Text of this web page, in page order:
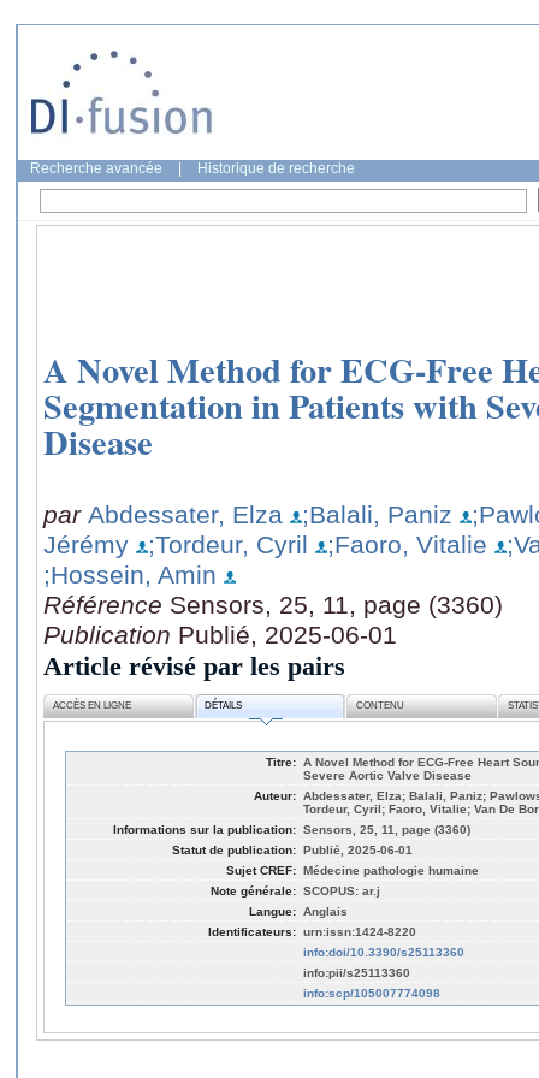
Recherche avancée Historique de recherche
A Novel Method for ECG-Free
Segmentation in Patients with
Disease
par Abdessater, Elza ;Balali, Paniz
Jérémy
;Tordeur, Cyril ;Faoro, Vitalie
;Hossein, Amin
Référence Sensors, 25, 11, page (3360)
Publication Publié, 2025-06-01
Article révisé par les pairs
ACCÈS EN LIGNE DÉTAILS CONTENU
Titre: A Novel Method for ECG-Free Heart
Severe Aortic Valve Disease
Auteur: Abdessater, Elza; Balali, Paniz;
Tordeur, Cyril; Faoro, Vitalie; Van De
Informations sur la publication: Sensors, 25, 11, page (3360)
Statut de publication: Publié, 2025-06-01
Sujet CREF: Médecine pathologie humaine
Note générale: SCOPUS: ar.j
Langue: Anglais
Identificateurs: urn:issn:1424-8220
info:doi/10.3390/s25113360
info:pii/s25113360
info:scp/105007774098